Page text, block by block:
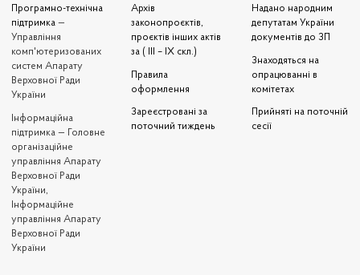
Програмно-технічна
підтримка —
Управління
комп'ютеризованих
систем Апарату
Верховної Ради
України
Iнформаційна
підтримка — Головне
організаційне
управління Апарату
Верховної Ради
України,
Інформаційне
управління Апарату
Верховної Ради
України
Архів
законопроєктів,
проєктів інших актів
за ( III – IX скл.)
Правила
оформлення
Зареєстровані за
поточний тиждень
Надано народним
депутатам України
документів до ЗП
Знаходяться на
опрацюванні в
комітетах
Прийняті на поточній
сесії